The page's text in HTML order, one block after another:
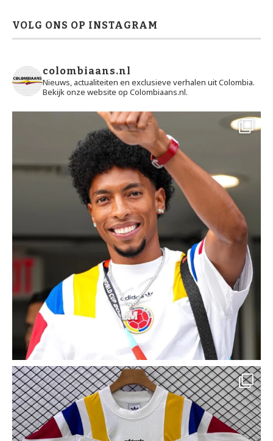
VOLG ONS OP INSTAGRAM
colombiaans.nl
Nieuws, actualiteiten en exclusieve verhalen uit Colombia.
Bekijk onze website op Colombiaans.nl.